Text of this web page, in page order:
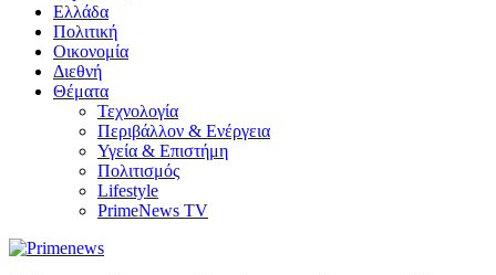
Ελλάδα
Πολιτική
Οικονομία
Διεθνή
Θέματα
Τεχνολογία
Περιβάλλον & Ενέργεια
Υγεία & Επιστήμη
Πολιτισμός
Lifestyle
PrimeNews TV